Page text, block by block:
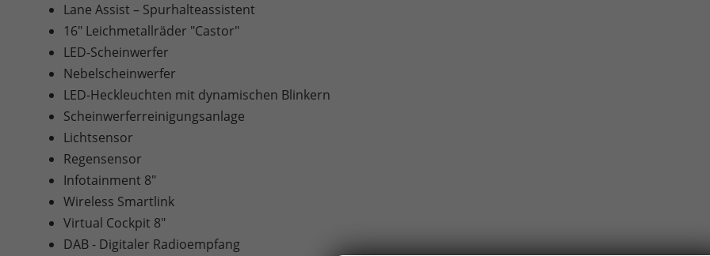
Lane Assist – Spurhalteassistent
16" Leichmetallräder "Castor"
LED-Scheinwerfer
Nebelscheinwerfer
LED-Heckleuchten mit dynamischen Blinkern
Scheinwerferreinigungsanlage
Lichtsensor
Regensensor
Infotainment 8"
Wireless Smartlink
Virtual Cockpit 8"
DAB - Digitaler Radioempfang